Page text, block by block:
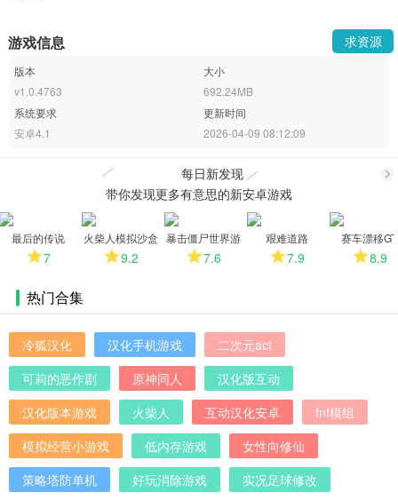
游戏信息 求资源
版本
v1.0.4763
大小
692.24MB
系统要求
安卓4.1
更新时间
2026-04-09 08:12:09
每日新发现
带你发现更多有意思的新安卓游戏
最后的传说
7
火柴人模拟沙盒
中文版
9.2
暴击僵尸世界游
戏安卓版
7.6
艰难道路
7.9
赛车漂移GT
8.9
热门合集
冷狐汉化 汉化手机游戏
二次元act
可莉的恶作剧
原神同人
汉化版互动
汉化版本游戏
火柴人 互动汉化安卓
fnf模组
模拟经营小游戏
低内存游戏
女性向修仙
策略塔防单机
好玩消除游戏
实况足球修改